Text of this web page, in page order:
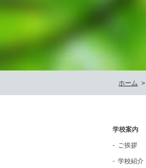
ホーム >
学校案内
ご挨拶
学校紹介